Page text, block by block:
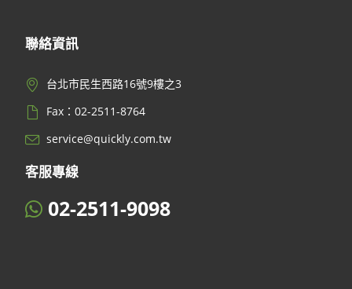
聯絡資訊
台北市民生西路16號9樓之3
Fax：02-2511-8764
service@quickly.com.tw
客服專線
02-2511-9098